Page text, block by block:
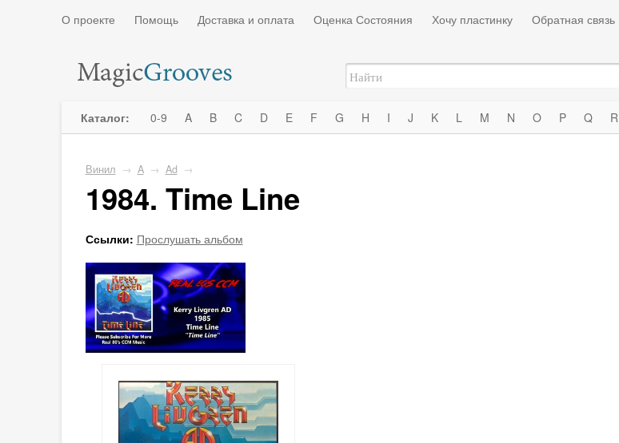
О проекте Помощь Доставка и оплата Оценка Состояния Хочу пластинку Обратная связь
Каталог: 0-9 A B C D E F G H I J K L M N O P Q R
Винил → A → Ad →
1984. Time Line
Ссылки: Прослушать альбом